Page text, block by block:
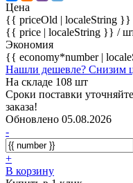
Цена
{{ priceOld | localeString }}
{{ price | localeString }} /
Экономия
{{ economy*number |
Нашли дешевле? Снизим
На складе 108 шт
Сроки поставки
заказа!
Обновлено 05.08.2026
-
+
В корзину